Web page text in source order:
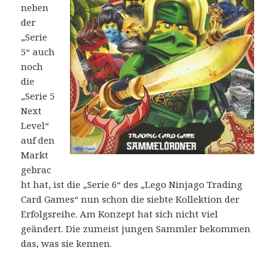
neben
der
„Serie
5“ auch
noch
die
„Serie 5
Next
Level“
auf den
Markt
gebrac
ht hat, ist die „Serie 6“ des „Lego Ninjago Trading
Card Games“ nun schon die siebte Kollektion der
Erfolgsreihe. Am Konzept hat sich nicht viel
geändert. Die zumeist jungen Sammler bekommen
das, was sie kennen.